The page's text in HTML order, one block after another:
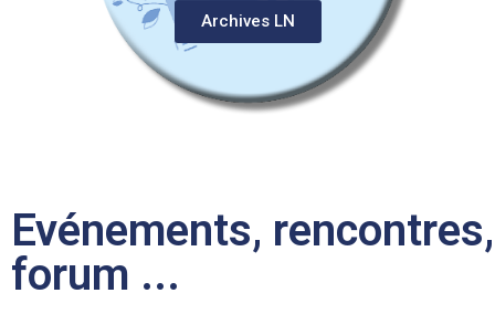
Archives LN
Evénements, rencontres,
forum ...